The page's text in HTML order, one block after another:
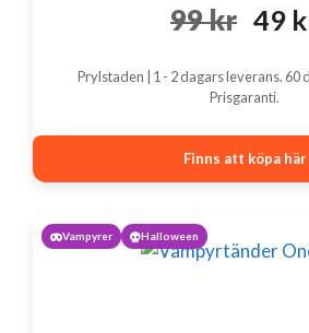
99kr Det
var:
99
49
Prylstaden | 1 - 2 dagars leverans. 60
Prisgaranti.
Finns att köpa här
Vampyrer Halloween